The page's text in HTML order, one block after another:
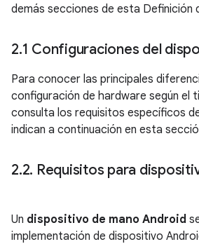
demás secciones de esta Definición
2.1 Configuraciones del
Para conocer las principales
configuración de hardware según el
consulta los requisitos específicos
indican a continuación en esta
2.2. Requisitos para
Un dispositivo de mano Android
implementación de dispositivo